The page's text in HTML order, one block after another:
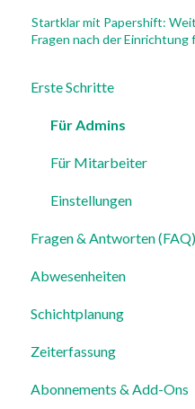
Startklar mit Papershift:
Fragen nach der Einrichtung
Erste Schritte
Für Admins
Für Mitarbeiter
Einstellungen
Fragen & Antworten (FAQ)
Login, Account &
Mitarbeiterverwaltung
Mitarbeiterprofile &
Standorte &
Abwesenheiten
Schichtplanung
Zeiterfassung
Abonnements & Add-Ons